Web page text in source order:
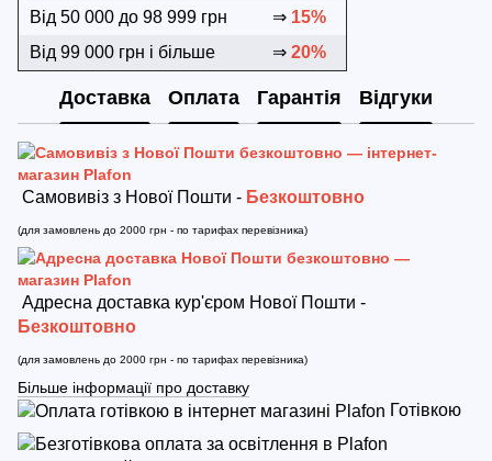
Від 50 000 до 98 999 грн
⇒ 15%
Від 99 000 грн і більше
⇒ 20%
Доставка Оплата Гарантія Відгуки
Самовивіз з Нової Пошти - Безкоштовно
(для замовлень до 2000 грн - по тарифах перевізника)
Адресна доставка кур'єром Нової Пошти -
Безкоштовно
(для замовлень до 2000 грн - по тарифах перевізника)
Більше інформації про доставку
Готівкою